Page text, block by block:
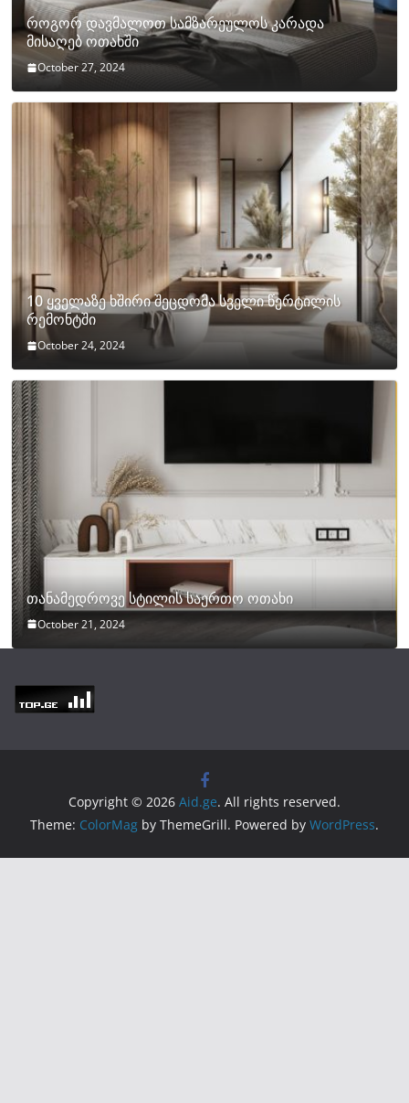
როგორ დავმალოთ სამზარეულოს კარადა
მისაღებ ოთახში
October 27, 2024
10 ყველაზე ხშირი შეცდომა სველი წერტილის
რემონტში
October 24, 2024
თანამედროვე სტილის საერთო ოთახი
October 21, 2024
Copyright © 2026 Aid.ge. All rights reserved.
Theme: ColorMag by ThemeGrill. Powered by WordPress.